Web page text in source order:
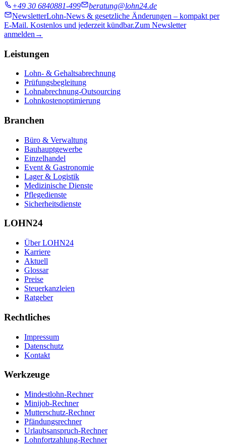
+49 30 6840881-499
beratung@lohn24.de
NewsletterLohn-News & gesetzliche Änderungen – kompakt per
E-Mail. Kostenlos und jederzeit kündbar.Zum Newsletter
anmelden →
Leistungen
Lohn- & Gehaltsabrechnung
Prüfungsbegleitung
Lohnabrechnung-Outsourcing
Lohnkostenoptimierung
Branchen
Büro & Verwaltung
Bauhauptgewerbe
Einzelhandel
Event & Gastronomie
Lager & Logistik
Medizinische Dienste
Pflegedienste
Sicherheitsdienste
LOHN24
Über LOHN24
Karriere
Aktuell
Glossar
Preise
Steuerkanzleien
Ratgeber
Rechtliches
Impressum
Datenschutz
Kontakt
Werkzeuge
Mindestlohn-Rechner
Minijob-Rechner
Mutterschutz-Rechner
Pfändungsrechner
Urlaubsanspruch-Rechner
Lohnfortzahlung-Rechner